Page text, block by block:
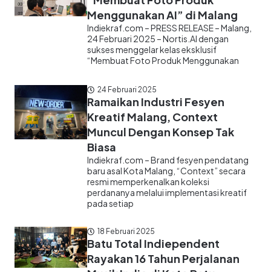
Menggunakan AI” di Malang
Indiekraf.com – PRESS RELEASE – Malang,
24 Februari 2025 – Nortis.AI dengan
sukses menggelar kelas eksklusif
“Membuat Foto Produk Menggunakan
24 Februari 2025
Ramaikan Industri Fesyen
Kreatif Malang, Context
Muncul Dengan Konsep Tak
Biasa
Indiekraf.com – Brand fesyen pendatang
baru asal Kota Malang, “Context” secara
resmi memperkenalkan koleksi
perdananya melalui implementasi kreatif
pada setiap
18 Februari 2025
Batu Total Indiependent
Rayakan 16 Tahun Perjalanan